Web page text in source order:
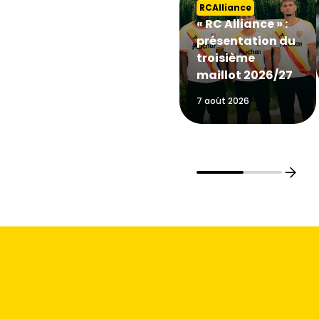
RCAlliance
« RC Alliance » :
présentation du
troisième
maillot 2026/27
7 août 2026
vers